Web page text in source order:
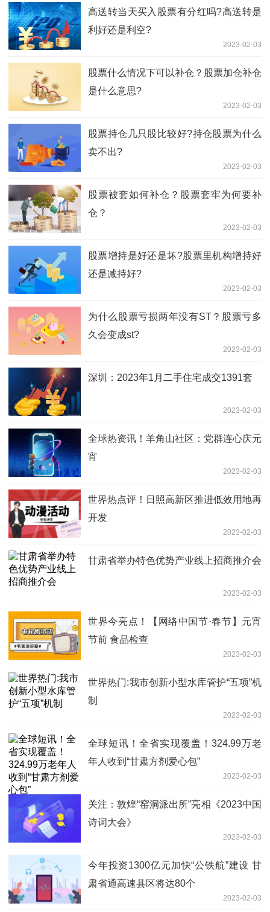
高送转当天买入股票有分红吗?高送转是
利好还是利空?
2023-02-03
股票什么情况下可以补仓？股票加仓补仓
是什么意思?
2023-02-03
股票持仓几只股比较好?持仓股票为什么
卖不出?
2023-02-03
股票被套如何补仓？股票套牢为何要补
仓？
2023-02-03
股票增持是好还是坏?股票里机构增持好
还是减持好?
2023-02-03
为什么股票亏损两年没有ST？股票亏多
久会变成st?
2023-02-03
深圳：2023年1月二手住宅成交1391套
2023-02-03
全球热资讯！羊角山社区：党群连心庆元
宵
2023-02-03
世界热点评！日照高新区推进低效用地再
开发
2023-02-03
甘肃省举办特色优势产业线上招商推介会
2023-02-03
世界今亮点！【网络中国节·春节】元宵
节前 食品检查
2023-02-03
世界热门:我市创新小型水库管护“五项”机
制
2023-02-03
全球短讯！全省实现覆盖！324.99万老
年人收到“甘肃方剂爱心包”
2023-02-03
关注：敦煌“窑洞派出所”亮相《2023中国
诗词大会》
2023-02-03
今年投资1300亿元加快“公铁航”建设 甘
肃省通高速县区将达80个
2023-02-03